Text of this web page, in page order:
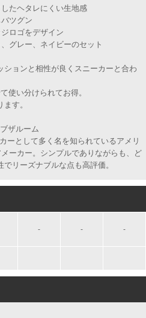
たヘタレにくい生地感
ツグン
ロゴをデザイン
グレー、ネイビーのセット
ョンと相性が良くスニーカーと合わ
使い分けられてお得。
す。
ザルーム
ーとして多く名を知られているアメリ
ーカー。シンプルでありながらも、ど
リーズナブルな点も高評価。
- - -